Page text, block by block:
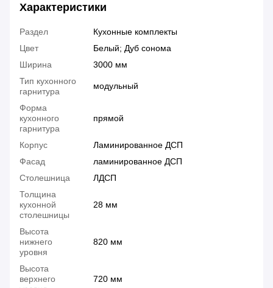
Характеристики
Раздел
Кухонные комплекты
Цвет
Белый; Дуб сонома
Ширина
3000 мм
Тип кухонного
гарнитура
модульный
Форма
кухонного
гарнитура
прямой
Корпус
Ламинированное ДСП
Фасад
ламинированное ДСП
Столешница
ЛДСП
Толщина
кухонной
столешницы
28 мм
Высота
нижнего
уровня
820 мм
Высота
верхнего
720 мм